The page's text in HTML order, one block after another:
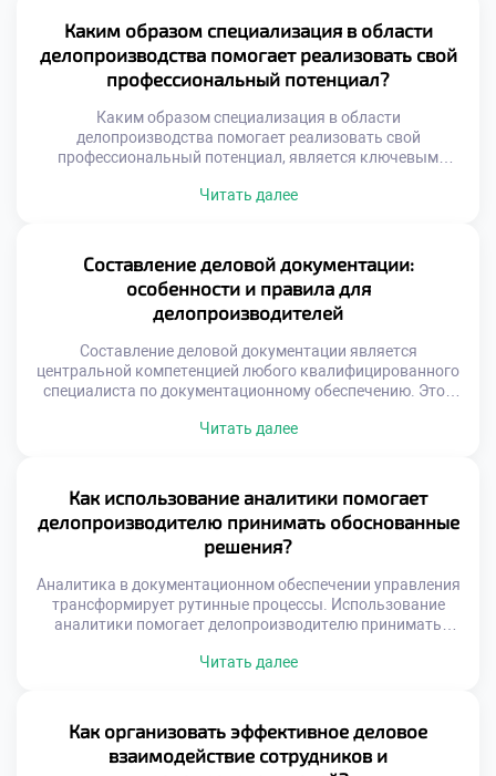
Пересечение функций происходит на уровне
нормативного регулирования. Трудовое
законодательство диктует строгие правила оформления
бумаг. Делопроизводитель обеспечивает юридическую
Каким образом специализация в области
делопроизводства помогает реализовать свой
профессиональный потенциал?
Каким образом специализация в области
делопроизводства помогает реализовать свой
профессиональный потенциал, является ключевым
фокусировка позволяет достичь мастерства быстрее, чем
специалиста. Работодатели ценят конкретные
компетенции выше размытых общих знаний. Реализация
потенциала начинается с четкого понимания своей ниши.
Специализация превращает рутинную […]
Читать далее
Составление деловой документации:
особенности и правила для
делопроизводителей
Составление деловой документации является
центральной компетенцией любого квалифицированного
специалиста по документационному обеспечению. Этот
понимания управленческих задач организации. Качество
Именно умение создавать безупречные документы
отличает профессионала от обычного пользователя
текстового редактора. Деловая переписка и служебные
бумаги […]
Читать далее
Как использование аналитики помогает
делопроизводителю принимать обоснованные
решения?
Аналитика в документационном обеспечении управления
трансформирует рутинные процессы. Использование
аналитики помогает делопроизводителю принимать
данные заменяют интуитивные догадки в современной
Это повышает качество управленческих решений и
снижает риски ошибок. Современный документооборот
генерирует огромное количество структурированной
Читать далее
Как организовать эффективное деловое
взаимодействие сотрудников и